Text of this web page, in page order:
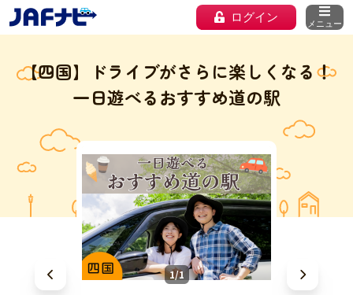
ログイン メニュー
【四国】ドライブがさらに楽しくなる！
一日遊べるおすすめ道の駅
1/1